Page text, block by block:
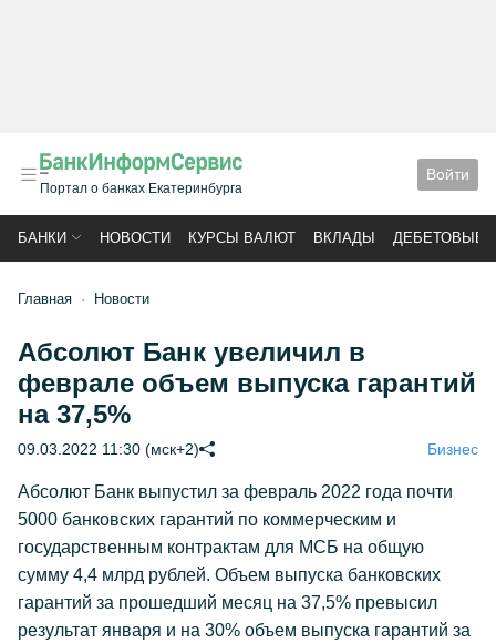
Портал о банках Екатеринбурга
Войти
БАНКИ НОВОСТИ КУРСЫ ВАЛЮТ ВКЛАДЫ ДЕБЕТОВЫЕ
Главная Новости
Абсолют Банк увеличил в
феврале объем выпуска гарантий
на 37,5%
09.03.2022 11:30 (мск+2) Бизнес
Абсолют Банк выпустил за февраль 2022 года почти
5000 банковских гарантий по коммерческим и
государственным контрактам для МСБ на общую
сумму 4,4 млрд рублей. Объем выпуска банковских
гарантий за прошедший месяц на 37,5% превысил
результат января и на 30% объем выпуска гарантий за